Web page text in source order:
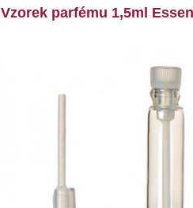
Vzorek parfému 1,5ml